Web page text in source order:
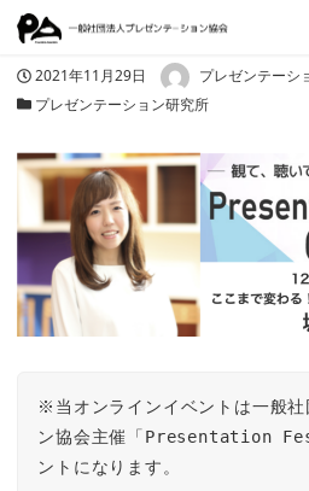
投稿日
2021年11月29日 著者 プレゼンテーシ
カテゴリー
プレゼンテーション研究所
※当オンラインイベントは一般社
ン協会主催「Presentation
ントになります。